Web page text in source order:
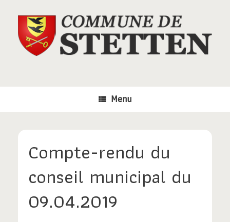
Menu
Compte-rendu du
conseil municipal du
09.04.2019